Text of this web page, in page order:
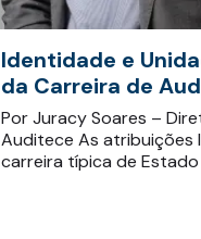
Identidade e
da Carreira de
Por Juracy Soares –
Auditece As atribuições
carreira típica de